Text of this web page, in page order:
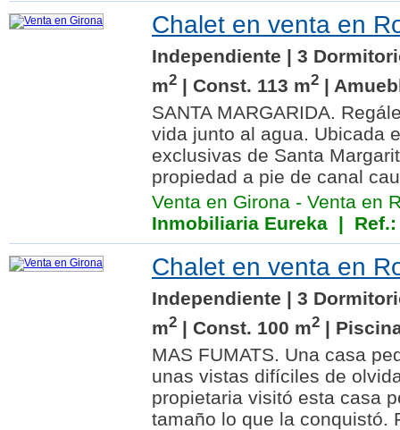
Chalet en venta en
Independiente | 3
m2 | Const. 113 m2 |
SANTA MARGARIDA.
vida junto al agua. Ubicada
exclusivas de Santa
propiedad a pie de canal
Venta en Girona - Venta en
Inmobiliaria Eureka | Ref.:
Chalet en venta en
Independiente | 3
m2 | Const. 100 m2 |
MAS FUMATS. Una casa
unas vistas difíciles de
propietaria visitó esta casa
tamaño lo que la conquistó.